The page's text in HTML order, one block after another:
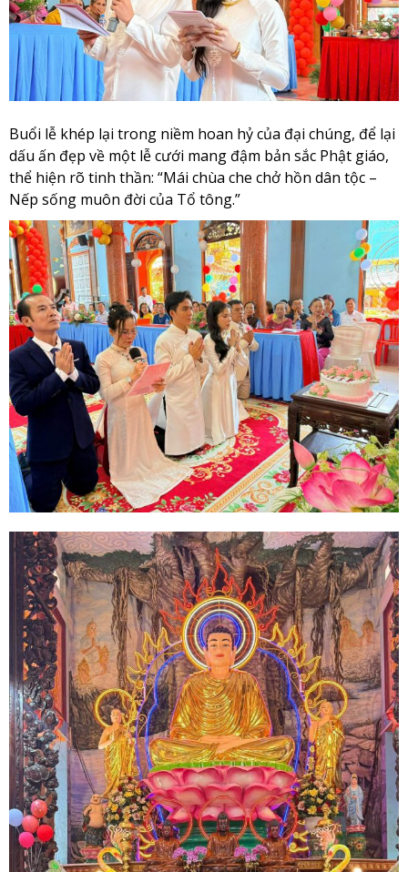
Buổi lễ khép lại trong niềm hoan hỷ của đại chúng, để lại
dấu ấn đẹp về một lễ cưới mang đậm bản sắc Phật giáo,
thể hiện rõ tinh thần: “Mái chùa che chở hồn dân tộc –
Nếp sống muôn đời của Tổ tông.”